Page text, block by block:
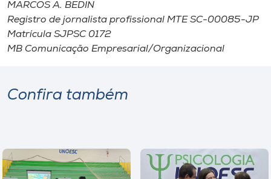
MARCOS A. BEDIN
Registro de jornalista profissional MTE SC-00085-JP
Matrícula SJPSC 0172
MB Comunicação Empresarial/Organizacional
Confira também